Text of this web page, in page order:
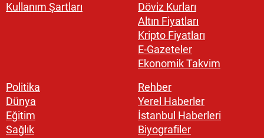
Kullanım Şartları
Döviz Kurları
Altın Fiyatları
Kripto Fiyatları
E-Gazeteler
Ekonomik Takvim
Politika
Dünya
Eğitim
Sağlık
Rehber
Yerel Haberler
İstanbul Haberleri
Biyografiler